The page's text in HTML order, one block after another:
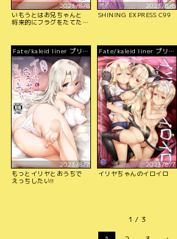
2023/8/8
いもうとはお兄ちゃんと
将来的にフラグをたてた
2023/8/8
SHINING EXPRESS C99
Fate/kaleid liner プリズ
マ☆イリヤ
2023/8/7
もっとイリヤとおうちで
えっちしたい!!
Fate/kaleid liner プリズ
マ☆イリヤ
2023/8/7
イリヤちゃんのイロイロ
1 / 3